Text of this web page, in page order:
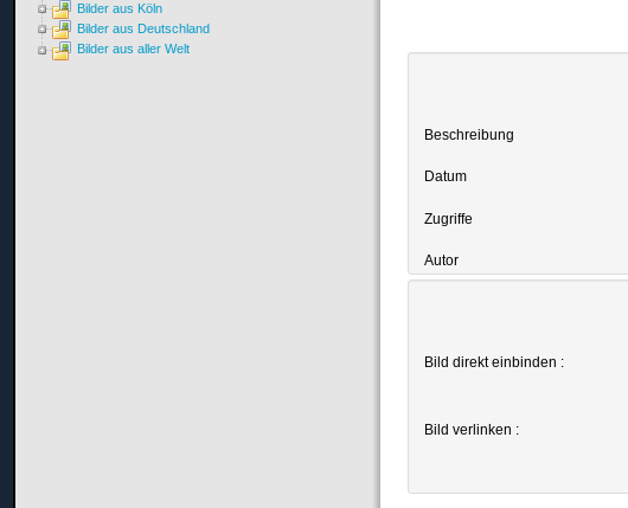
Beschreibung
Datum
Zugriffe
Autor
Bild direkt einbinden :
Bild verlinken :
Bilder aus Köln
Bilder aus Deutschland
Bilder aus aller Welt